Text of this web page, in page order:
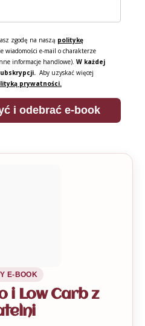
zgodę na naszą politykę
wiadomości e-mail o charakterze
informacje handlowe). W każdej
Aby uzyskać więcej
prywatności.
i odebrać e-book
E-BOOK
i Low Carb z